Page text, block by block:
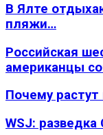
В Ялте
пляжи…
Российская
американцы
Почему
WSJ: